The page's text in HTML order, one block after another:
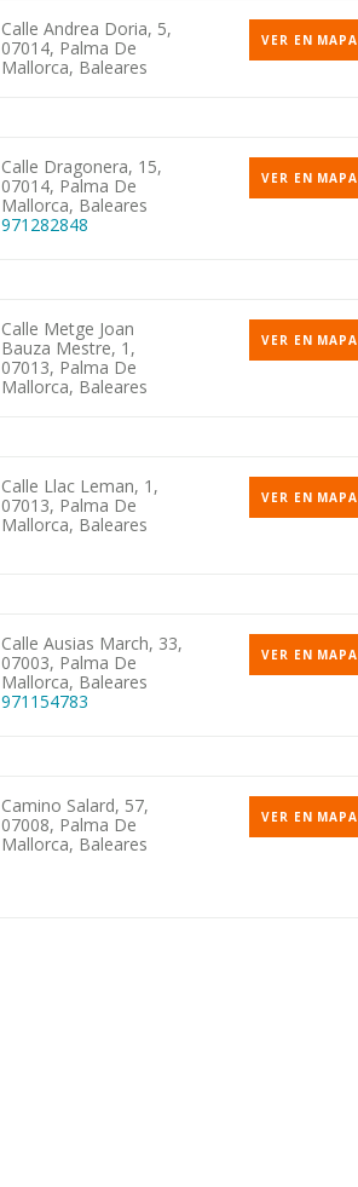
Calle Andrea Doria, 5,
07014, Palma De
Mallorca, Baleares
VER EN MAPA
Calle Dragonera, 15,
07014, Palma De
Mallorca, Baleares
VER EN MAPA
971282848
Calle Metge Joan
Bauza Mestre, 1,
07013, Palma De
Mallorca, Baleares
VER EN MAPA
Calle Llac Leman, 1,
07013, Palma De
Mallorca, Baleares
VER EN MAPA
Calle Ausias March, 33,
07003, Palma De
Mallorca, Baleares
VER EN MAPA
971154783
Camino Salard, 57,
07008, Palma De
Mallorca, Baleares
VER EN MAPA